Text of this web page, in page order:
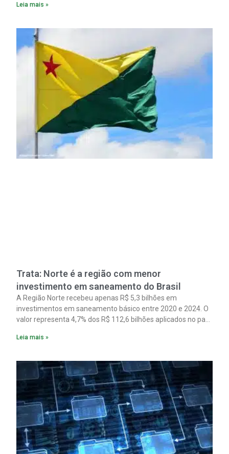
empreendimento. Ou seja, a suposta “fraude à licitação” é
figura é facultativa e sujeita a uma escolha racional de
projeto a projeto.
Leia mais »
Trata: Norte é a região com menor
investimento em saneamento do Brasil
A Região Norte recebeu apenas R$ 5,3 bilhões em
investimentos em saneamento básico entre 2020 e 2024. O
valor representa 4,7% dos R$ 112,6 bilhões aplicados no país
Brasil em parceria com a GO Associados.
Leia mais »